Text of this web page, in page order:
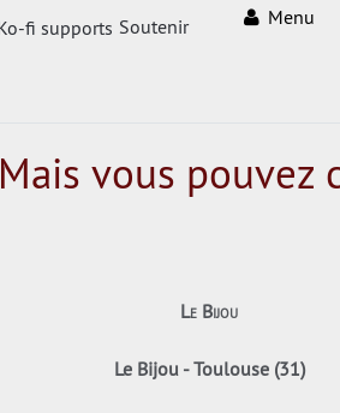
Soutenir Menu
Mais vous pouvez
Le Bijou
Le Bijou - Toulouse (31)